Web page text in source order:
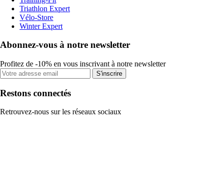
Triathlon Expert
Vélo-Store
Winter Expert
Abonnez-vous à notre newsletter
Profitez de -10% en vous inscrivant à notre newsletter
S'inscrire
Restons connectés
Retrouvez-nous sur les réseaux sociaux